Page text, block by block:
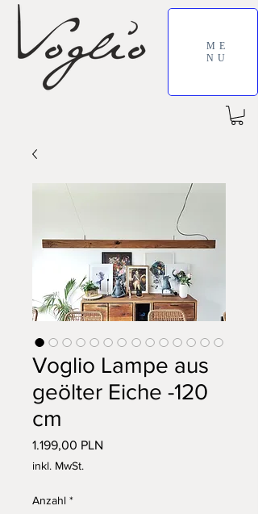
ME
NU
Voglio Lampe aus
geölter Eiche -120
cm
1.199,00 PLN
inkl. MwSt.
Anzahl *